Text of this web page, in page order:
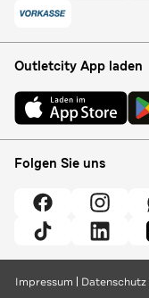
Outletcity App laden
Folgen Sie uns
Impressum Datenschutz